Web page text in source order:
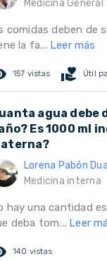
Medicina General
comidas deben de
la fa... Leer más
157 vistas volunteer_activism Útil
agua debe
Es 1000 ml
Lorena Pabón
Medicina interna
hay una cantidad
deba tom... Leer
140 vistas